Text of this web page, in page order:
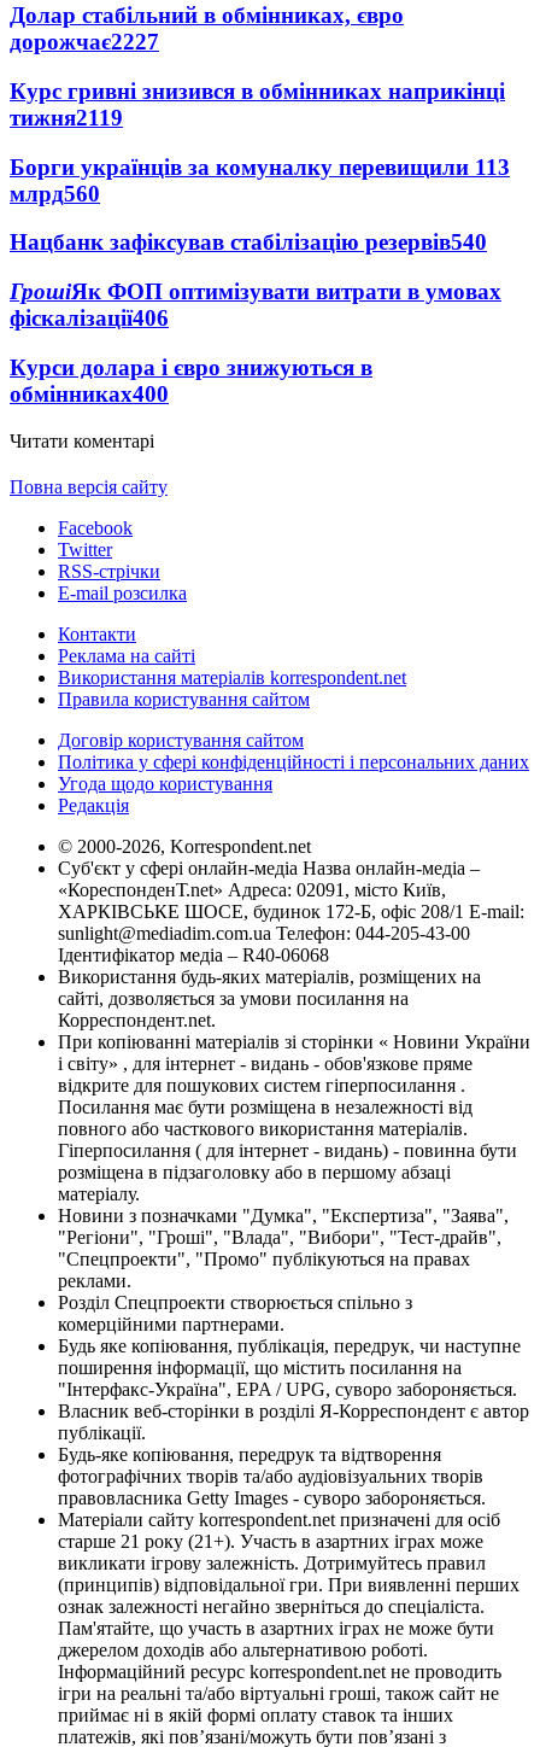
Долар стабільний в обмінниках, євро
дорожчає2227
Курс гривні знизився в обмінниках наприкінці
тижня2119
Борги українців за комуналку перевищили 113
млрд560
Нацбанк зафіксував стабілізацію резервів540
ГрошіЯк ФОП оптимізувати витрати в умовах
фіскалізації406
Курси долара і євро знижуються в
обмінниках400
Читати коментарі
Повна версія сайту
Facebook
Twitter
RSS-стрічки
E-mail розсилка
Контакти
Реклама на сайті
Використання матеріалів korrespondent.net
Правила користування сайтом
Договір користування сайтом
Політика у сфері конфіденційності і персональних даних
Угода щодо користування
Редакція
© 2000-2026, Korrespondent.net
Суб'єкт у сфері онлайн-медіа Назва онлайн-медіа –
«КореспонденТ.net» Адреса: 02091, місто Київ,
ХАРКІВСЬКЕ ШОСЕ, будинок 172-Б, офіс 208/1 E-mail:
sunlight@mediadim.com.ua Телефон: 044-205-43-00
Ідентифікатор медіа – R40-06068
Використання будь-яких матеріалів, розміщених на
сайті, дозволяється за умови посилання на
Корреспондент.net.
При копіюванні матеріалів зі сторінки « Новини України
і світу» , для інтернет - видань - обов'язкове пряме
відкрите для пошукових систем гіперпосилання .
Посилання має бути розміщена в незалежності від
повного або часткового використання матеріалів.
Гіперпосилання ( для інтернет - видань) - повинна бути
розміщена в підзаголовку або в першому абзаці
матеріалу.
Новини з позначками "Думка", "Експертиза", "Заява",
"Регіони", "Гроші", "Влада", "Вибори", "Тест-драйв",
"Спецпроекти", "Промо" публікуються на правах
реклами.
Розділ Спецпроекти створюється спільно з
комерційними партнерами.
Будь яке копіювання, публікація, передрук, чи наступне
поширення інформації, що містить посилання на
"Інтерфакс-Україна", EPA / UPG, суворо забороняється.
Власник веб-сторінки в розділі Я-Корреспондент є автор
публікації.
Будь-яке копіювання, передрук та відтворення
фотографічних творів та/або аудіовізуальних творів
правовласника Getty Images - суворо забороняється.
Матеріали сайту korrespondent.net призначені для осіб
старше 21 року (21+). Участь в азартних іграх може
викликати ігрову залежність. Дотримуйтесь правил
(принципів) відповідальної гри. При виявленні перших
ознак залежності негайно зверніться до спеціаліста.
Пам'ятайте, що участь в азартних іграх не може бути
джерелом доходів або альтернативою роботі.
Інформаційний ресурс korrespondent.net не проводить
ігри на реальні та/або віртуальні гроші, також сайт не
приймає ні в якій формі оплату ставок та інших
платежів, які пов’язані/можуть бути пов’язані з